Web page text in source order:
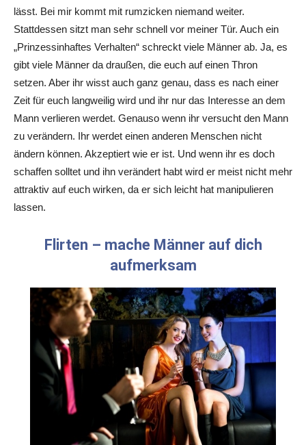
lässt. Bei mir kommt mit rumzicken niemand weiter.
Stattdessen sitzt man sehr schnell vor meiner Tür. Auch ein
„Prinzessinhaftes Verhalten“ schreckt viele Männer ab. Ja, es
gibt viele Männer da draußen, die euch auf einen Thron
setzen. Aber ihr wisst auch ganz genau, dass es nach einer
Zeit für euch langweilig wird und ihr nur das Interesse an dem
Mann verlieren werdet. Genauso wenn ihr versucht den Mann
zu verändern. Ihr werdet einen anderen Menschen nicht
ändern können. Akzeptiert wie er ist. Und wenn ihr es doch
schaffen solltet und ihn verändert habt wird er meist nicht mehr
attraktiv auf euch wirken, da er sich leicht hat manipulieren
lassen.
Flirten – mache Männer auf dich
aufmerksam